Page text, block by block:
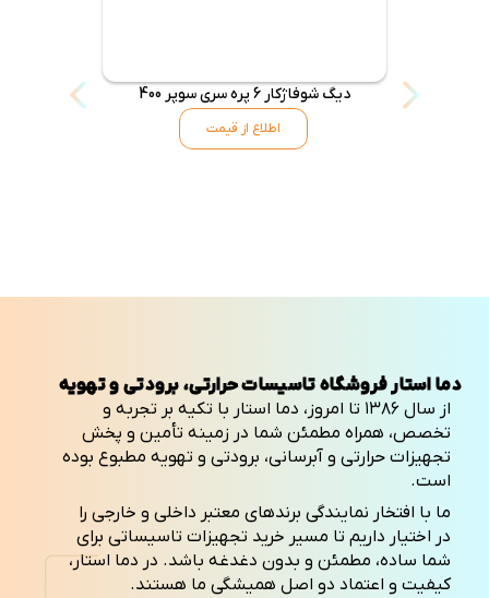
دیگ شوفاژکار 6 پره سری سوپر 400
اطلاع از قیمت
دما استار فروشگاه تاسیسات حرارتی، برودتی و تهویه
از سال ۱۳۸۶ تا امروز، دما استار با تکیه بر تجربه و
تخصص، همراه مطمئن شما در زمینه تأمین و پخش
تجهیزات حرارتی و آبرسانی، برودتی و تهویه مطبوع بوده
است.
ما با افتخار نمایندگی برندهای معتبر داخلی و خارجی را
در اختیار داریم تا مسیر خرید تجهیزات تاسیساتی برای
شما ساده، مطمئن و بدون دغدغه باشد. در دما استار،
کیفیت و اعتماد دو اصل همیشگی ما هستند.